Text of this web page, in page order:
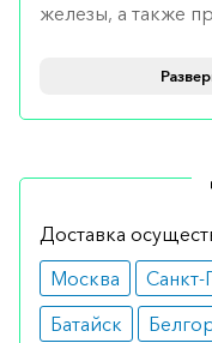
железы, а также
при остром
Побочные
Хорошо
Доставка
Москва
Санкт-
Батайск